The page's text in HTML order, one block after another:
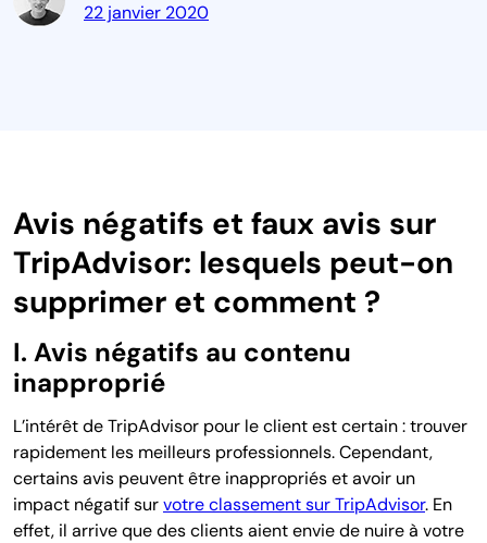
22 janvier 2020
Avis négatifs et faux avis sur
TripAdvisor: lesquels peut-on
supprimer et comment ?
I. Avis négatifs au contenu
inapproprié
L’intérêt de TripAdvisor pour le client est certain : trouver
rapidement les meilleurs professionnels. Cependant,
certains avis peuvent être inappropriés et avoir un
impact négatif survotre classement sur TripAdvisor. En
effet, il arrive que des clients aient envie de nuire à votre